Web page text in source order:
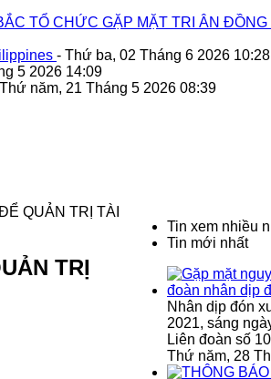
TỔ CHỨC GẶP MẶT TRI ÂN
- Thứ ba, 02 Tháng 6 2026 10:28
5 2026 14:09
năm, 21 Tháng 5 2026 08:39
QUẢN TRỊ TÀI
TRỊ
Tin xem nhiều
Tin mới nhất
Nhân dịp đón
2021, sáng
Liên đoàn số
Thứ năm, 28